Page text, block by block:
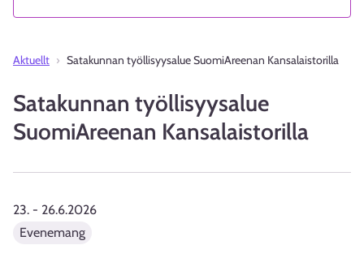
Aktuellt Satakunnan työllisyysalue SuomiAreenan Kansalaistorilla
Satakunnan työllisyysalue
SuomiAreenan Kansalaistorilla
23. - 26.6.2026
Evenemang